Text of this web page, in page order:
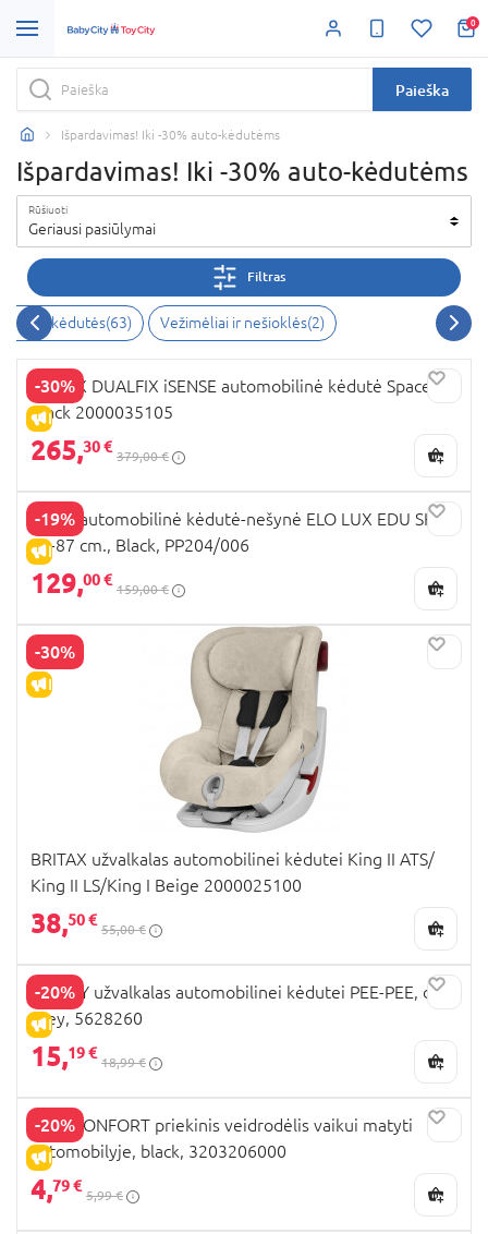
0
Paieška
Išpardavimas! Iki -30% auto-kėdutėms
Išpardavimas! Iki -30% auto-kėdutėms
Rūšiuoti
Geriausi pasiūlymai
Filtras
kėdutės(63) Vežimėliai ir nešioklės(2)
-30%
IŠPARDAVIMAS
BRITAX DUALFIX iSENSE automobilinė kėdutė Space
Black 2000035105
265,30 €
379,00 €
-19%
IŠPARDAVIMAS
TUTIS automobilinė kėdutė-nešynė ELO LUX EDU SKY,
40-87 cm., Black, PP204/006
129,00 €
159,00 €
-30%
IŠPARDAVIMAS
BRITAX užvalkalas automobilinei kėdutei King II ATS/
King II LS/King I Beige 2000025100
38,50 €
55,00 €
-20%
IŠPARDAVIMAS
DOOKY užvalkalas automobilinei kėdutei PEE-PEE, dark
grey, 5628260
15,19 €
18,99 €
-20%
IŠPARDAVIMAS
BEBECONFORT priekinis veidrodėlis vaikui matyti
automobilyje, black, 3203206000
4,79 €
5,99 €